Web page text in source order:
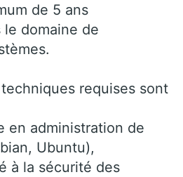
de 5 ans
le domaine de
requises sont
en administration de
Ubuntu),
à la sécurité des